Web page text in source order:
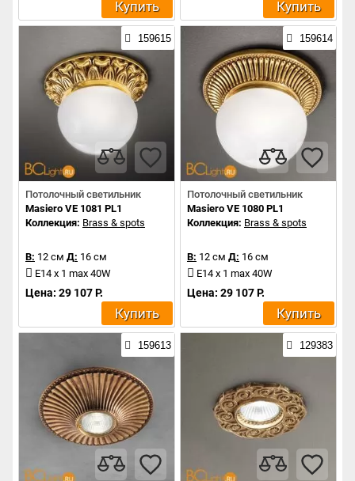
Купить Купить
159615
Потолочный светильник
Masiero VE 1081 PL1
Коллекция: Brass & spots
В: 12 см Д: 16 см
E14 x 1 max 40W
Цена: 29 107 Р.
Купить
159614
Потолочный светильник
Masiero VE 1080 PL1
Коллекция: Brass & spots
В: 12 см Д: 16 см
E14 x 1 max 40W
Цена: 29 107 Р.
Купить
159613 129383